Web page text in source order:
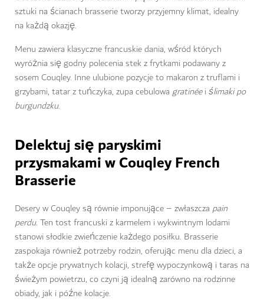
sztuki na ścianach brasserie tworzy przyjemny klimat, idealny
na każdą okazję.
Menu zawiera klasyczne francuskie dania, wśród których
wyróżnia się godny polecenia stek z frytkami podawany z
sosem Couqley. Inne ulubione pozycje to makaron z truflami i
grzybami, tatar z tuńczyka, zupa cebulowa gratinéei ślimaki po
burgundzku.
Delektuj się paryskimi
przysmakami w Couqley French
Brasserie
Desery w Couqley są równie imponujące – zwłaszcza pain
perdu. Ten tost francuski z karmelem i wykwintnym lodami
stanowi słodkie zwieńczenie każdego posiłku. Brasserie
zaspokaja również potrzeby rodzin, oferując menu dla dzieci, a
także opcje prywatnych kolacji, strefę wypoczynkową i taras na
świeżym powietrzu, co czyni ją idealną zarówno na rodzinne
obiady, jak i późne kolacje.